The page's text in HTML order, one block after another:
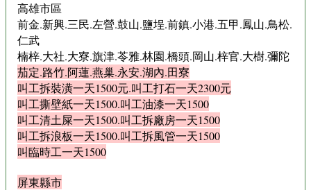
高雄市區
前金.新興.三民.左營.鼓山.鹽埕.前鎮.小港.五甲.鳳山.鳥松.
仁武
楠梓.大社.大寮.旗津.苓雅.林園.橋頭.岡山.梓官.大樹.彌陀
茄定.路竹.阿蓮.燕巢.永安.湖內.田寮
叫工拆裝潢一天1500元.叫工打石一天2300元
叫工撕壁紙一天1500.叫工油漆一天1500
叫工清土屎一天1500.叫工拆廠房一天1500
叫工拆浪板一天1500.叫工拆風管一天1500
叫臨時工一天1500
屏東縣市